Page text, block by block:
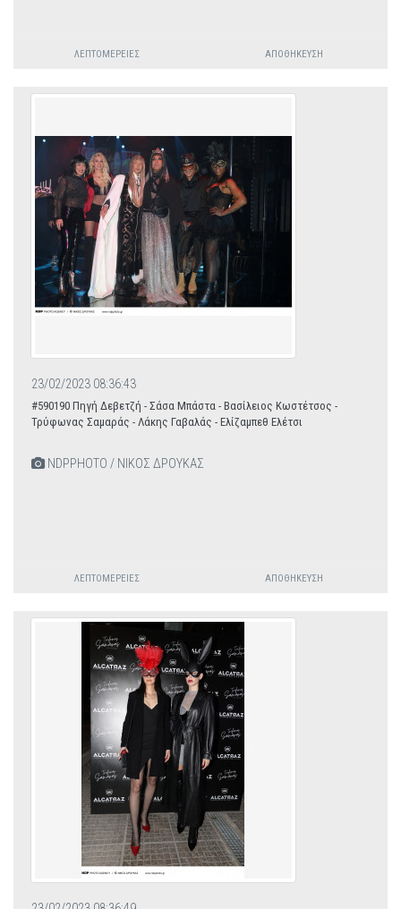
ΛΕΠΤΟΜΈΡΕΙΕΣ ΑΠΟΘΉΚΕΥΣΗ
23/02/2023 08:36:43
#590190 Πηγή Δεβετζή - Σάσα Μπάστα - Βασίλειος Κωστέτσος -
Τρύφωνας Σαμαράς - Λάκης Γαβαλάς - Ελίζαμπεθ Ελέτσι
NDPPHOTO / ΝΙΚΟΣ ΔΡΟΥΚΑΣ
ΛΕΠΤΟΜΈΡΕΙΕΣ ΑΠΟΘΉΚΕΥΣΗ